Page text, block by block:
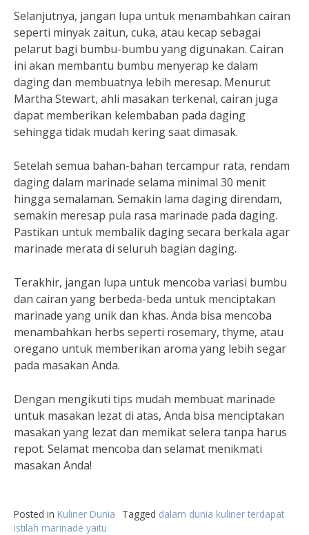
Selanjutnya, jangan lupa untuk menambahkan cairan
seperti minyak zaitun, cuka, atau kecap sebagai
pelarut bagi bumbu-bumbu yang digunakan. Cairan
ini akan membantu bumbu menyerap ke dalam
daging dan membuatnya lebih meresap. Menurut
Martha Stewart, ahli masakan terkenal, cairan juga
dapat memberikan kelembaban pada daging
sehingga tidak mudah kering saat dimasak.
Setelah semua bahan-bahan tercampur rata, rendam
daging dalam marinade selama minimal 30 menit
hingga semalaman. Semakin lama daging direndam,
semakin meresap pula rasa marinade pada daging.
Pastikan untuk membalik daging secara berkala agar
marinade merata di seluruh bagian daging.
Terakhir, jangan lupa untuk mencoba variasi bumbu
dan cairan yang berbeda-beda untuk menciptakan
marinade yang unik dan khas. Anda bisa mencoba
menambahkan herbs seperti rosemary, thyme, atau
oregano untuk memberikan aroma yang lebih segar
pada masakan Anda.
Dengan mengikuti tips mudah membuat marinade
untuk masakan lezat di atas, Anda bisa menciptakan
masakan yang lezat dan memikat selera tanpa harus
repot. Selamat mencoba dan selamat menikmati
masakan Anda!
Posted in Kuliner Dunia Tagged dalam dunia kuliner terdapat
istilah marinade yaitu